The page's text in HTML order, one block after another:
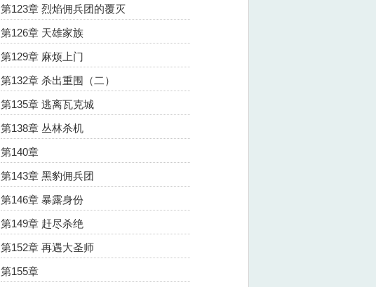
第123章 烈焰佣兵团的覆灭
第126章 天雄家族
第129章 麻烦上门
第132章 杀出重围（二）
第135章 逃离瓦克城
第138章 丛林杀机
第140章
第143章 黑豹佣兵团
第146章 暴露身份
第149章 赶尽杀绝
第152章 再遇大圣师
第155章